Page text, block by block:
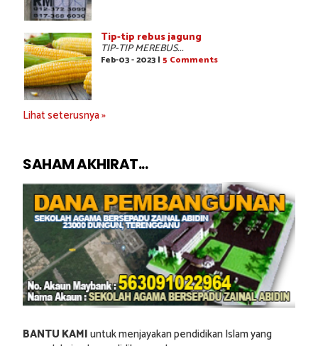
Tip-tip rebus jagung
TIP-TIP MEREBUS...
Feb-03 - 2023 | 5 Comments
Lihat seterusnya »
SAHAM AKHIRAT...
BANTU KAMIuntuk menjayakan pendidikan Islam yang